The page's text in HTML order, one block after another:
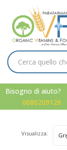
Bisogno di aiuto?
0686209126
Visualizza: